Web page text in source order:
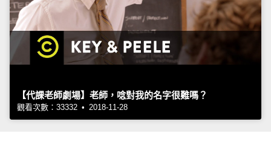
【代課老師劇場】老師，唸對我的名字很難嗎？
觀看次數：33332 • 2018-11-28